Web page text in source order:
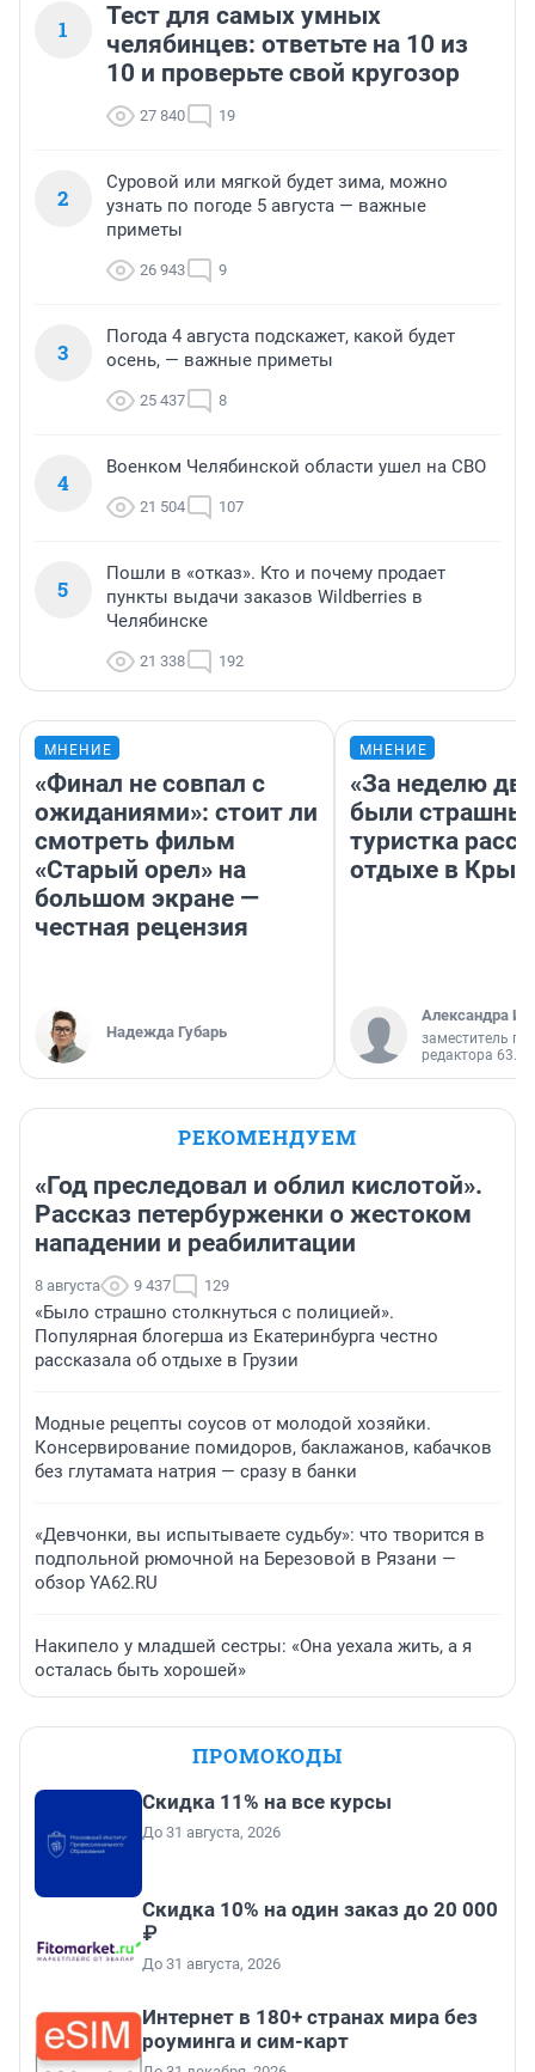
1
Тест для самых умных
челябинцев: ответьте на 10 из
10 и проверьте свой кругозор
27 840 19
2
Суровой или мягкой будет зима, можно
узнать по погоде 5 августа — важные
приметы
26 943 9
3
Погода 4 августа подскажет, какой будет
осень, — важные приметы
25 437 8
4
Военком Челябинской области ушел на СВО
21 504 107
5
Пошли в «отказ». Кто и почему продает
пункты выдачи заказов Wildberries в
Челябинске
21 338 192
МНЕНИЕ
«Финал не совпал с
ожиданиями»: стоит ли
смотреть фильм
«Старый орел» на
большом экране —
честная рецензия
Надежда Губарь
МНЕНИЕ
«За неделю
были
туристка
отдыхе в
Александра
заместитель
редактора 63.RU
РЕКОМЕНДУЕМ
«Год преследовал и облил кислотой».
Рассказ петербурженки о жестоком
нападении и реабилитации
8 августа 9 437 129
«Было страшно столкнуться с полицией».
Популярная блогерша из Екатеринбурга честно
рассказала об отдыхе в Грузии
Модные рецепты соусов от молодой хозяйки.
Консервирование помидоров, баклажанов, кабачков
без глутамата натрия — сразу в банки
«Девчонки, вы испытываете судьбу»: что творится в
подпольной рюмочной на Березовой в Рязани —
обзор YA62.RU
Накипело у младшей сестры: «Она уехала жить, а я
осталась быть хорошей»
ПРОМОКОДЫ
Скидка 11% на все курсы
До 31 августа, 2026
Скидка 10% на один заказ до 20 000
₽
До 31 августа, 2026
Интернет в 180+ странах мира без
роуминга и сим-карт